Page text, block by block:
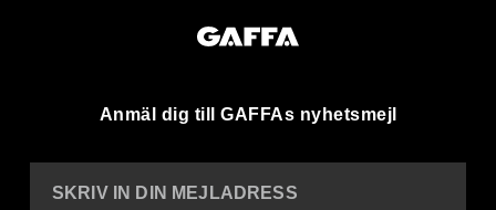
Anmäl dig till GAFFAs nyhetsmejl
SKRIV IN DIN MEJLADRESS